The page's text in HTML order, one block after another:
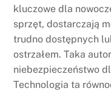
kluczowe dla
sprzęt, dostarczają
trudno dostępnych
ostrzałem. Taka
niebezpieczeństwo
Technologia ta